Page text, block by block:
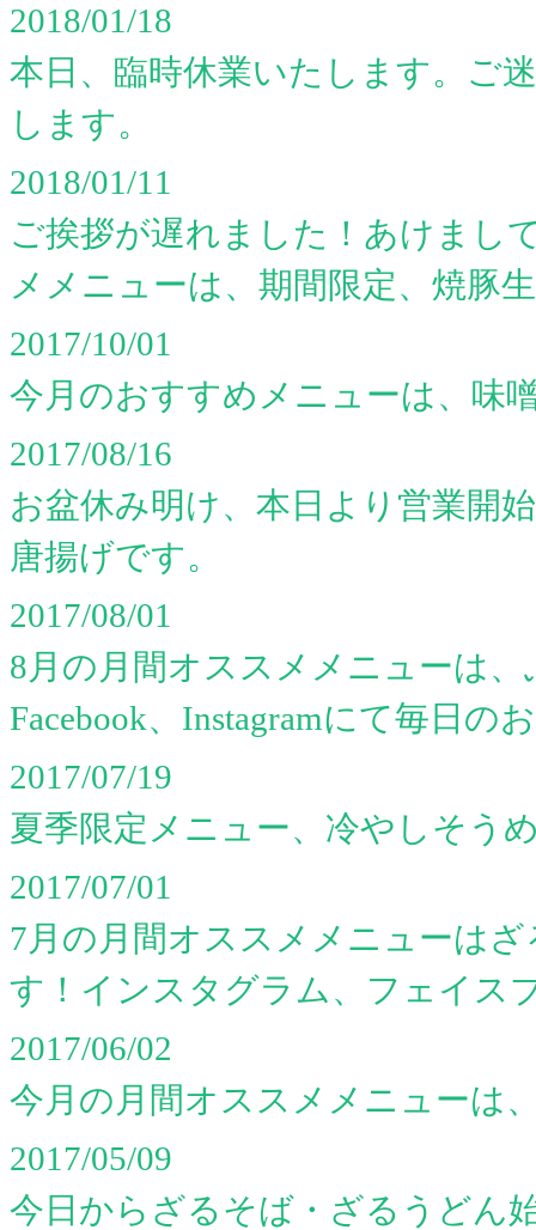
2018/01/18
本日、臨時休業いたします。ご
します。
2018/01/11
ご挨拶が遅れました！あけまし
メメニューは、期間限定、焼豚
2017/10/01
今月のおすすめメニューは、味
2017/08/16
お盆休み明け、本日より営業開
唐揚げです。
2017/08/01
8月の月間オススメメニューは
Facebook、Instagramにて毎日の
2017/07/19
夏季限定メニュー、冷やしそう
2017/07/01
7月の月間オススメメニューは
す！インスタグラム、フェイス
2017/06/02
今月の月間オススメメニューは
2017/05/09
今日からざるそば・ざるうどん